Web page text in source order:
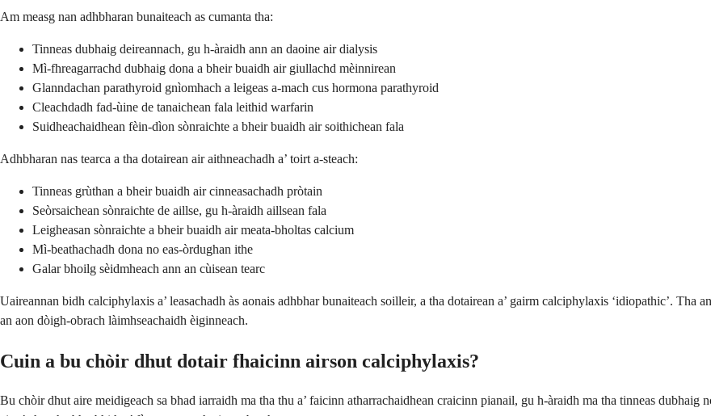
Am measg nan adhbharan bunaiteach as cumanta tha:
Tinneas dubhaig deireannach, gu h-àraidh ann an daoine air dialysis
Mì-fhreagarrachd dubhaig dona a bheir buaidh air giullachd mèinnirean
Glanndachan parathyroid gnìomhach a leigeas a-mach cus hormona parathyroid
Cleachdadh fad-ùine de tanaichean fala leithid warfarin
Suidheachaidhean fèin-dìon sònraichte a bheir buaidh air soithichean fala
Adhbharan nas tearca a tha dotairean air aithneachadh a’ toirt a-steach:
Tinneas grùthan a bheir buaidh air cinneasachadh pròtain
Seòrsaichean sònraichte de aillse, gu h-àraidh aillsean fala
Leigheasan sònraichte a bheir buaidh air meata-bholtas calcium
Mì-beathachadh dona no eas-òrdughan ithe
Galar bhoilg sèidmheach ann an cùisean tearc
Uaireannan bidh calciphylaxis a’ leasachadh às aonais adhbhar bunaiteach soilleir, a tha dotairean a’ gairm calciphylaxis ‘idiopathic’. Tha
an aon dòigh-obrach làimhseachaidh èiginneach.
Cuin a bu chòir dhut dotair fhaicinn airson calciphylaxis?
Bu chòir dhut aire meidigeach sa bhad iarraidh ma tha thu a’ faicinn atharrachaidhean craicinn pianail, gu h-àraidh ma tha tinneas dubhaig